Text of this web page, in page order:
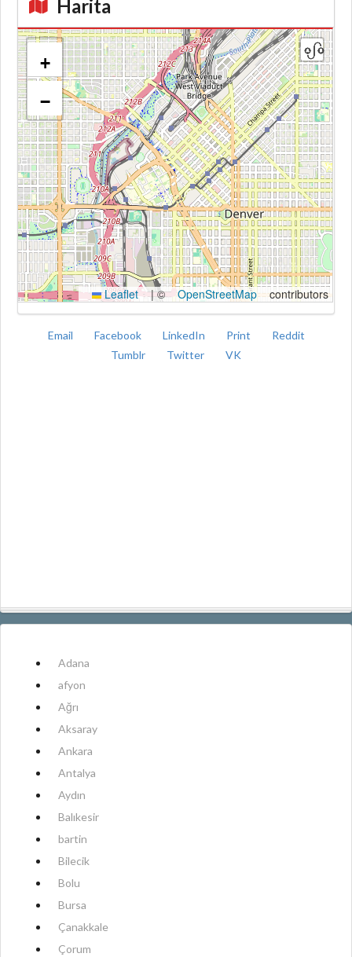
Harita
Kroki
+
−
Leaflet |© OpenStreetMap contributors
Email Facebook LinkedIn Print
Reddit
Tumblr
Twitter VK
Adana
afyon
Ağrı
Aksaray
Ankara
Antalya
Aydın
Balıkesir
bartin
Bilecik
Bolu
Bursa
Çanakkale
Çorum